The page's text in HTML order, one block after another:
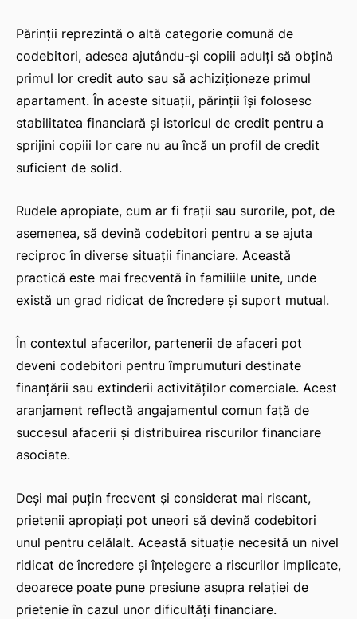
Părinții reprezintă o altă categorie comună de
codebitori, adesea ajutându-și copiii adulți să obțină
primul lor credit auto sau să achiziționeze primul
apartament. În aceste situații, părinții își folosesc
stabilitatea financiară și istoricul de credit pentru a
sprijini copiii lor care nu au încă un profil de credit
suficient de solid.
Rudele apropiate, cum ar fi frații sau surorile, pot, de
asemenea, să devină codebitori pentru a se ajuta
reciproc în diverse situații financiare. Această
practică este mai frecventă în familiile unite, unde
există un grad ridicat de încredere și suport mutual.
În contextul afacerilor, partenerii de afaceri pot
deveni codebitori pentru împrumuturi destinate
finanțării sau extinderii activităților comerciale. Acest
aranjament reflectă angajamentul comun față de
succesul afacerii și distribuirea riscurilor financiare
asociate.
Deși mai puțin frecvent și considerat mai riscant,
prietenii apropiați pot uneori să devină codebitori
unul pentru celălalt. Această situație necesită un nivel
ridicat de încredere și înțelegere a riscurilor implicate,
deoarece poate pune presiune asupra relației de
prietenie în cazul unor dificultăți financiare.